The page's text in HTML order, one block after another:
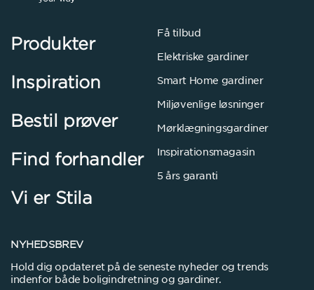
Få tilbud
Elektriske gardiner
Smart Home gardiner
Miljøvenlige løsninger
Mørklægningsgardiner
Inspirationsmagasin
5 års garanti
Produkter
Inspiration
Bestil prøver
Find forhandler
Vi er Stila
NYHEDSBREV
Hold dig opdateret på de seneste nyheder og trends
indenfor både boligindretning og gardiner.